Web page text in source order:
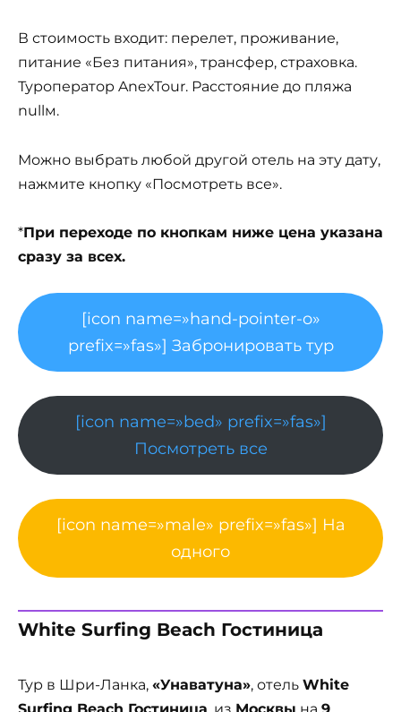
В стоимость входит: перелет, проживание,
питание «Без питания», трансфер, страховка.
Туроператор AnexTour. Расстояние до пляжа
nullм.
Можно выбрать любой другой отель на эту дату,
нажмите кнопку «Посмотреть все».
*При переходе по кнопкам ниже цена указана
сразу за всех.
[icon name=»hand-pointer-o»
prefix=»fas»] Забронировать тур
[icon name=»bed» prefix=»fas»]
Посмотреть все
[icon name=»male» prefix=»fas»] На
одного
White Surfing Beach Гостиница
Тур в Шри-Ланка, «Унаватуна», отель White
Surfing Beach Гостиница , из Москвы на 9